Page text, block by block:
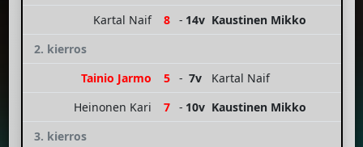
Kartal Naif
8 - 14v Kaustinen Mikko
2. kierros
Tainio Jarmo
5 - 7v
Kartal Naif
Heinonen Kari
7 - 10v Kaustinen Mikko
3. kierros